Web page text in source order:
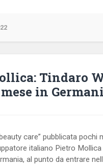
Tindaro
in
care” pubblicata pochi
italiano Pietro Mollica
al punto da entrare